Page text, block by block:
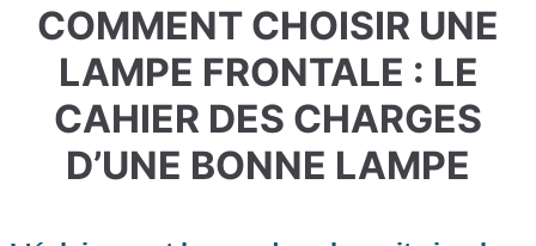
COMMENT CHOISIR UNE
LAMPE FRONTALE : LE
CAHIER DES CHARGES
D’UNE BONNE LAMPE